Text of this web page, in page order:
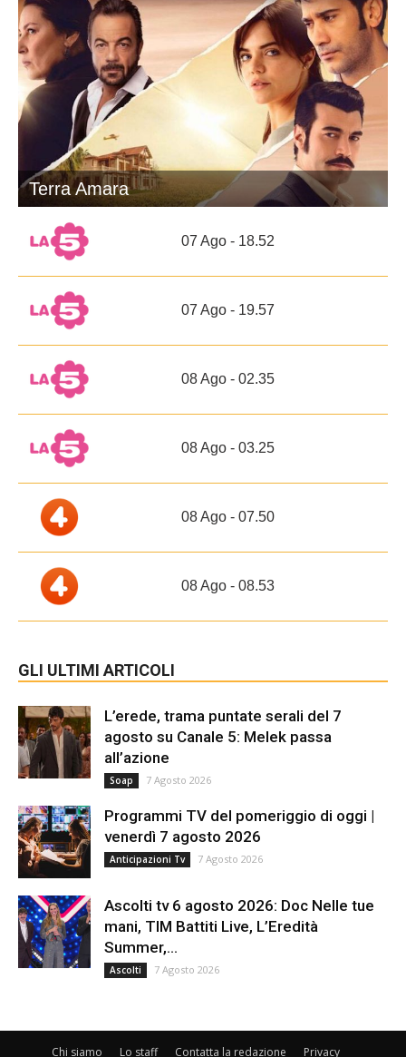
Terra Amara
07 Ago - 18.52
07 Ago - 19.57
08 Ago - 02.35
08 Ago - 03.25
08 Ago - 07.50
08 Ago - 08.53
GLI ULTIMI ARTICOLI
L’erede, trama puntate serali del 7
agosto su Canale 5: Melek passa
all’azione
Soap 7 Agosto 2026
Programmi TV del pomeriggio di oggi |
venerdì 7 agosto 2026
Anticipazioni Tv 7 Agosto 2026
Ascolti tv 6 agosto 2026: Doc Nelle tue
mani, TIM Battiti Live, L’Eredità
Summer,...
Ascolti 7 Agosto 2026
Chi siamo Lo staff Contatta la redazione Privacy